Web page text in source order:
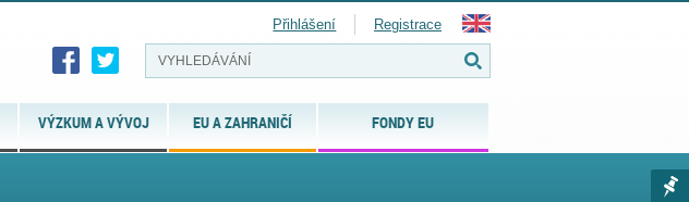
VÝZKUM A VÝVOJ EU A ZAHRANIČÍ FONDY EU
Přihlášení Registrace